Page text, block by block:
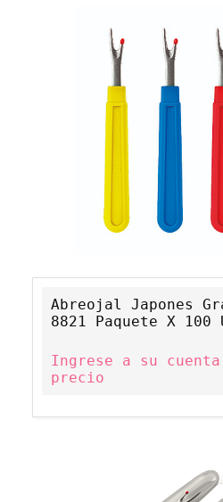
Abreojal Japones
8821 Paquete X 100
Ingrese a su
precio